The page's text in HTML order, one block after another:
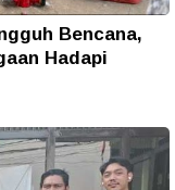
Bencana,
Hadapi